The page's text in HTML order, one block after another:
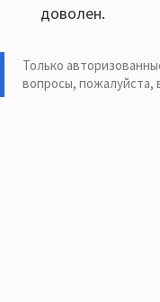
доволен.
Только
вопросы, пожалуйста,